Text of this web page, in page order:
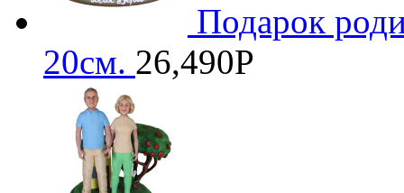
Подарок
20см. 26,490Р